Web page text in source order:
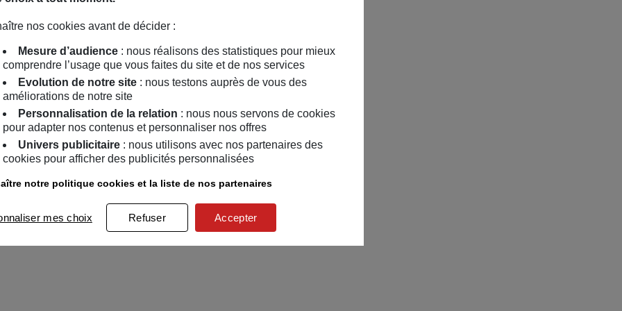
nos cookies avant de décider :
Mesure d’audience : nous réalisons des statistiques pour mieux
comprendre l’usage que vous faites du site et de nos services
Evolution de notre site : nous testons auprès de vous des
améliorations de notre site
Personnalisation de la relation : nous nous servons de cookies
pour adapter nos contenus et personnaliser nos offres
Univers publicitaire : nous utilisons avec nos partenaires des
cookies pour afficher des publicités personnalisées
notre politique cookies et la liste de nos partenaires
mes choix Refuser Accepter